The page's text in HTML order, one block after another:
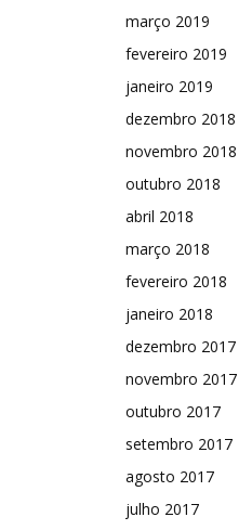
março 2019
fevereiro 2019
janeiro 2019
dezembro 2018
novembro 2018
outubro 2018
abril 2018
março 2018
fevereiro 2018
janeiro 2018
dezembro 2017
novembro 2017
outubro 2017
setembro 2017
agosto 2017
julho 2017